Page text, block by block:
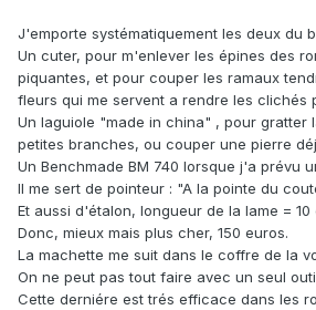
J'emporte systématiquement les deux du
Un cuter, pour m'enlever les épines des
piquantes, et pour couper les ramaux
fleurs qui me servent a rendre les clichés
Un laguiole "made in china" , pour gratter
petites branches, ou couper une pierre
Un Benchmade BM 740 lorsque j'a prévu
Il me sert de pointeur : "A la pointe du
Et aussi d'étalon, longueur de la lame = 10
Donc, mieux mais plus cher, 150 euros.
La machette me suit dans le coffre de la
On ne peut pas tout faire avec un seul
Cette derniére est trés efficace dans les